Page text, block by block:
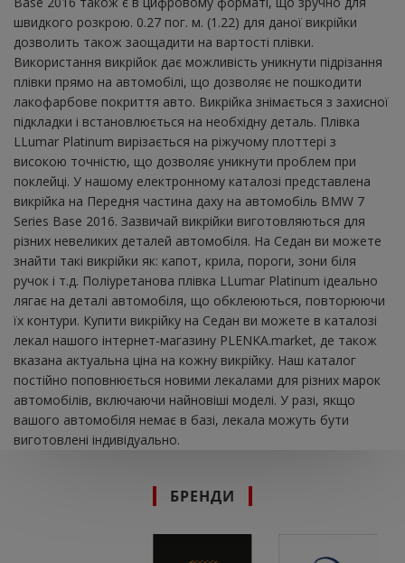
швидкого розкрою. 0.27 пог. м. (1.22) для даної викрійки
дозволить також заощадити на вартості плівки.
Використання викрійок дає можливість уникнути підрізання
плівки прямо на автомобілі, що дозволяє не пошкодити
лакофарбове покриття авто. Викрійка знімається з захисної
підкладки і встановлюється на необхідну деталь. Плівка
LLumar Platinum вирізається на ріжучому плоттері з
високою точністю, що дозволяє уникнути проблем при
поклейці. У нашому електронному каталозі представлена ​​
викрійка на Передня частина даху на автомобіль BMW 7
Series Base 2016. Зазвичай викрійки виготовляються для
різних невеликих деталей автомобіля. На Седан ви можете
знайти такі викрійки як: капот, крила, пороги, зони біля
ручок і т.д. Поліуретанова плівка LLumar Platinum ідеально
лягає на деталі автомобіля, що обклеюються, повторюючи
їх контури. Купити викрійку на Седан ви можете в каталозі
лекал нашого інтернет-магазину PLENKA.market, де також
вказана актуальна ціна на кожну викрійку. Наш каталог
постійно поповнюється новими лекалами для різних марок
автомобілів, включаючи найновіші моделі. У разі, якщо
вашого автомобіля немає в базі, лекала можуть бути
виготовлені індивідуально.
БРЕНДИ